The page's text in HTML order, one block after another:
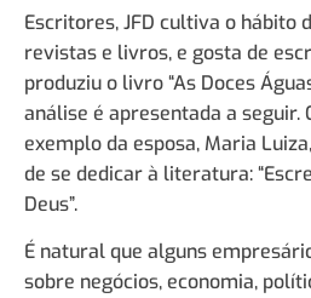
Escritores, JFD cultiva o hábito
revistas e livros, e gosta de
produziu o livro “As Doces
análise é apresentada a seguir.
exemplo da esposa, Maria
de se dedicar à literatura:
Deus”.
É natural que alguns
sobre negócios, economia,